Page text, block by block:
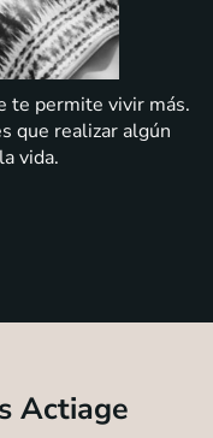
te permite vivir más.
que realizar algún
vida.
Actiage